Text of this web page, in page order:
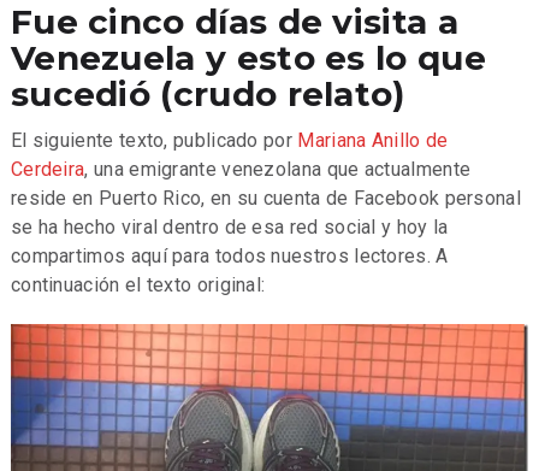
Fue cinco días de visita a
Venezuela y esto es lo que
sucedió (crudo relato)
El siguiente texto, publicado por Mariana Anillo de
Cerdeira, una emigrante venezolana que actualmente
reside en Puerto Rico, en su cuenta de Facebook personal
se ha hecho viral dentro de esa red social y hoy la
compartimos aquí para todos nuestros lectores. A
continuación el texto original: